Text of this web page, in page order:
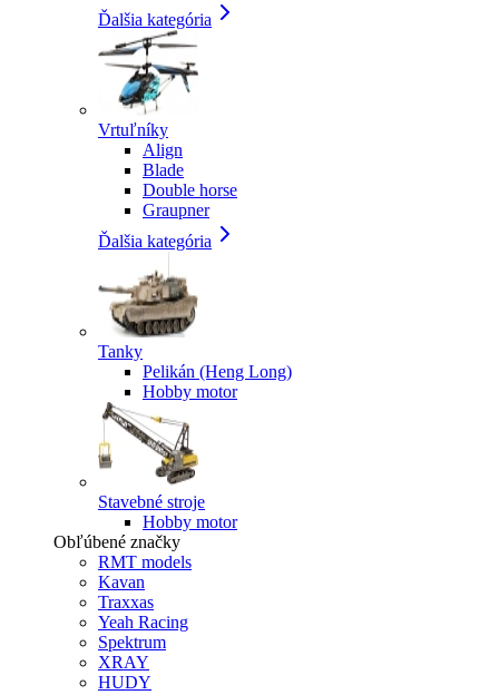
Ďalšia kategória
Vrtuľníky
Align
Blade
Double horse
Graupner
Ďalšia kategória
Tanky
Pelikán (Heng Long)
Hobby motor
Stavebné stroje
Hobby motor
Obľúbené značky
RMT models
Kavan
Traxxas
Yeah Racing
Spektrum
XRAY
HUDY